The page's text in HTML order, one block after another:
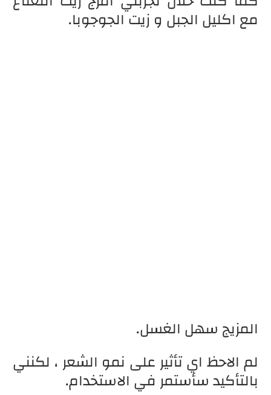
مع اكليل الجبل و زيت الجوجوبا.
المزيج سهل الغسل.
لم الاحظ اي تأثير على نمو الشعر ، لكنني
بالتأكيد سأستمر في الاستخدام.